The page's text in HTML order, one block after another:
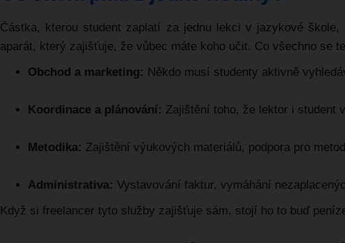
Částka, kterou student zaplatí za jednu lekci v jazykové
aparát, který zajišťuje, že vůbec máte koho učit. Co všechno se
Obchod a marketing: Někdo musí studenty aktivně
Koordinace a plánování: Zajištění toho, že lektor i student
Metodika: Zajištění výukových materiálů, podpora pro
Administrativa: Vystavování faktur, vymáhání
Když si freelancer tyto služby zajišťuje sám, stojí ho to buď